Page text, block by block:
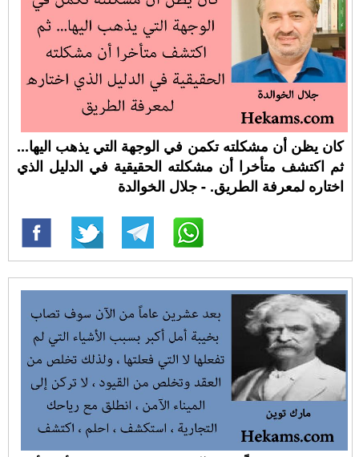
كان يظن أن مشكلته تكمن في الوجهة التي يذهب اليها...
ثم اكتشف متأخرا أن مشكلته الحقيقية في الدليل الذي
اختاره لمعرفة الطريق. - جلال الخوالدة